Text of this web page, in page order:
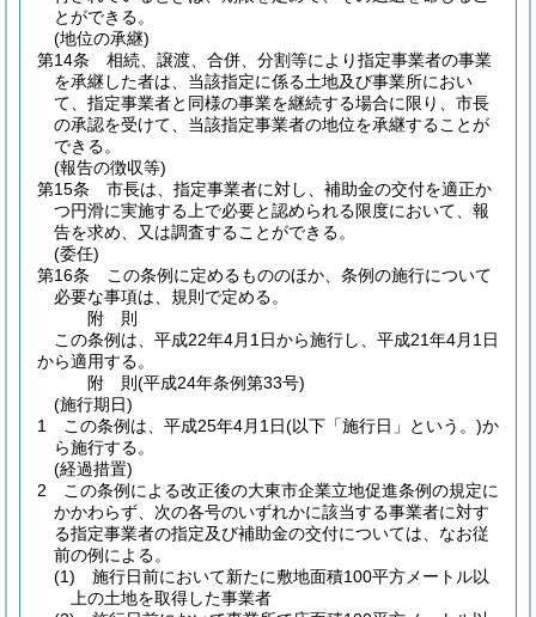
とができる。
(地位の承継)
第14条
相続、譲渡、合併、分割等により指定事業者の事業
を承継した者は、当該指定に係る土地及び事業所におい
て、指定事業者と同様の事業を継続する場合に限り、市長
の承認を受けて、当該指定事業者の地位を承継することが
できる。
(報告の徴収等)
第15条
市長は、指定事業者に対し、補助金の交付を適正か
つ円滑に実施する上で必要と認められる限度において、報
告を求め、又は調査することができる。
(委任)
第16条
この条例に定めるもののほか、条例の施行について
必要な事項は、規則で定める。
附 則
この条例は、平成22年4月1日から施行し、平成21年4月1日
から適用する。
附 則(平成24年条例第33号)
(施行期日)
1
この条例は、平成25年4月1日(以下「施行日」という。)か
ら施行する。
(経過措置)
2
この条例による改正後の大東市企業立地促進条例の規定に
かかわらず、次の各号のいずれかに該当する事業者に対す
る指定事業者の指定及び補助金の交付については、なお従
前の例による。
(1)
施行日前において新たに敷地面積100平方メートル以
上の土地を取得した事業者